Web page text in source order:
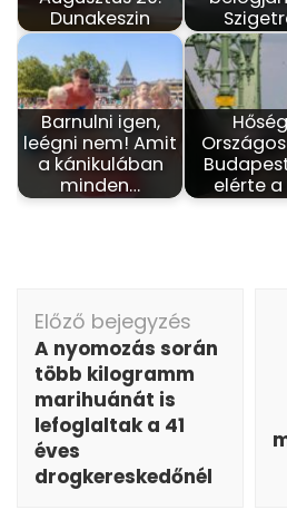
Dunakeszin
Barnulni igen,
leégni nem! Amit
a kánikulában
minden…
elérte a
Bejegyzés
navigáció
Előző bejegyzés
A nyomozás során
több kilogramm
marihuánát is
lefoglaltak a 41
éves
drogkereskedőnél